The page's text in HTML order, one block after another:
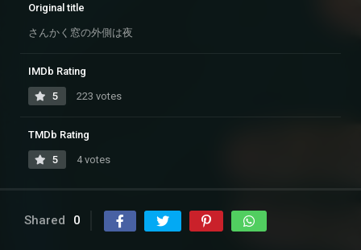
Original title
さんかく窓の外側は夜
IMDb Rating
5 223 votes
TMDb Rating
5 4 votes
Shared 0